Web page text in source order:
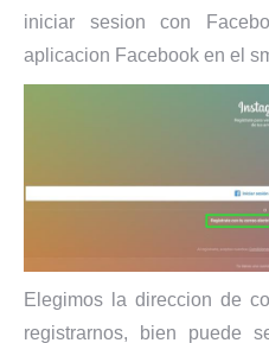
iniciar sesion con
aplicacion Facebook en el
Elegimos la direccion de
registrarnos, bien puede